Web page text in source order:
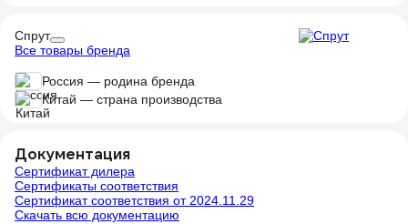
Спрут
Все товары бренда
Россия — родина бренда
Китай — страна производства
Документация
Сертификат дилера
Сертификаты соответствия
Сертификат соответствия от 2024.11.29
Скачать всю документацию